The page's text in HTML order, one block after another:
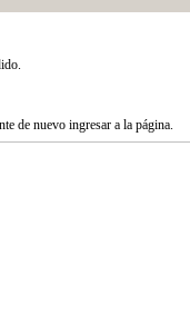
de nuevo ingresar a la página.